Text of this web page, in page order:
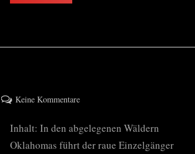
Keine Kommentarezu
Season
Inhalt: In den abgelegenen Wäldern
Oklahomas führt der raue Einzelgänger